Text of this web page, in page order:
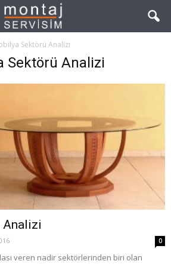
Sektörü Analizi
Sektörü Analizi
Analizi
0
veren nadir sektörlerinden biri olan